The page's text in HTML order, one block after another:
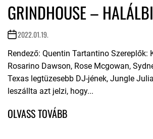
GRINDHOUSE –
2022.01.19.
Rendező: Quentin Tartantino Szereplők:
Rosarino Dawson, Rose Mcgowan,
Texas legtüzesebb DJ-jének, Jungle
leszállta azt jelzi, hogy...